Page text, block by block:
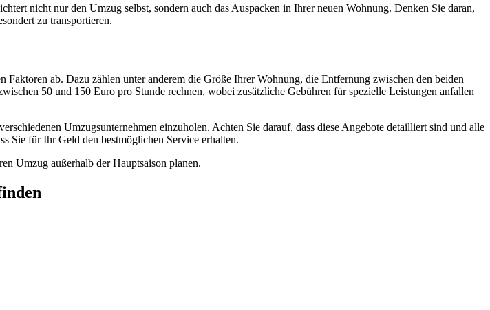
nicht nur den Umzug selbst, sondern auch das Auspacken in Ihrer neuen Wohnung. Denken Sie daran,
zu transportieren.
ab. Dazu zählen unter anderem die Größe Ihrer Wohnung, die Entfernung zwischen den beiden
50 und 150 Euro pro Stunde rechnen, wobei zusätzliche Gebühren für spezielle Leistungen anfallen
Umzugsunternehmen einzuholen. Achten Sie darauf, dass diese Angebote detailliert sind und alle
Sie für Ihr Geld den bestmöglichen Service erhalten.
Umzug außerhalb der Hauptsaison planen.